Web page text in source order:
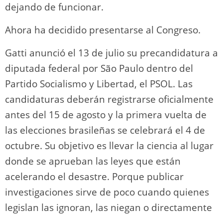
dejando de funcionar.
Ahora ha decidido presentarse al Congreso.
Gatti anunció el 13 de julio su precandidatura a
diputada federal por São Paulo dentro del
Partido Socialismo y Libertad, el PSOL. Las
candidaturas deberán registrarse oficialmente
antes del 15 de agosto y la primera vuelta de
las elecciones brasileñas se celebrará el 4 de
octubre. Su objetivo es llevar la ciencia al lugar
donde se aprueban las leyes que están
acelerando el desastre. Porque publicar
investigaciones sirve de poco cuando quienes
legislan las ignoran, las niegan o directamente